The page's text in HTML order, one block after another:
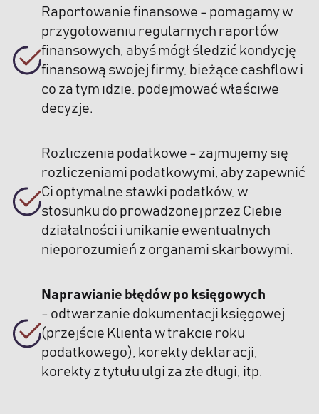
Raportowanie finansowe - pomagamy w
przygotowaniu regularnych raportów
finansowych, abyś mógł śledzić kondycję
finansową swojej firmy, bieżące cashflow i
co za tym idzie, podejmować właściwe
decyzje.
Rozliczenia podatkowe - zajmujemy się
rozliczeniami podatkowymi, aby zapewnić
Ci optymalne stawki podatków, w
stosunku do prowadzonej przez Ciebie
działalności i unikanie ewentualnych
nieporozumień z organami skarbowymi.
Naprawianie błędów po księgowych
- odtwarzanie dokumentacji księgowej
(przejście Klienta w trakcie roku
podatkowego), korekty deklaracji,
korekty z tytułu ulgi za złe długi, itp.